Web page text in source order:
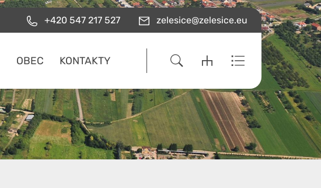
+420 547 217 527 zelesice@zelesice.eu
OBEC KONTAKTY